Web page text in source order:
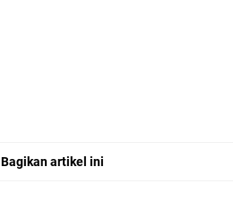
Bagikan artikel ini